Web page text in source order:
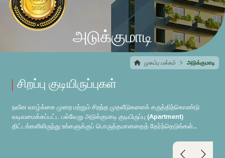
அடுக்குமாடி
முகப்பு பக்கம் அடுக்குமாடி
சிறப்பு குடியிருப்புகள்
நவீன வாழ்க்கை முறை மற்றும் சிறந்த முதலீடுகளைக் கருத்திற்கொண்டு
வடிவமைக்கப்பட்ட பல்வேறு அடுக்குமாடி குடியிருப்பு (Apartment)
திட்டங்களிலிருந்து உங்களுக்குப் பொருத்தமானதைத் தேர்ந்தெடுங்கள்..